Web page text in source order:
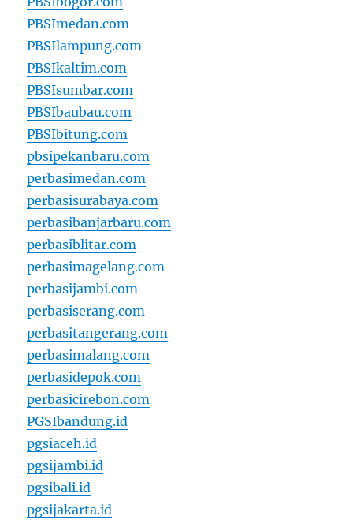
PBSImedan.com
PBSIlampung.com
PBSIkaltim.com
PBSIsumbar.com
PBSIbaubau.com
PBSIbitung.com
pbsipekanbaru.com
perbasimedan.com
perbasisurabaya.com
perbasibanjarbaru.com
perbasiblitar.com
perbasimagelang.com
perbasijambi.com
perbasiserang.com
perbasitangerang.com
perbasimalang.com
perbasidepok.com
perbasicirebon.com
PGSIbandung.id
pgsiaceh.id
pgsijambi.id
pgsibali.id
pgsijakarta.id